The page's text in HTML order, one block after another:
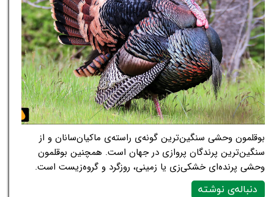
بوقلمون وحشی سنگین‌ترین گونه‌ی راسته‌ی ماکیان‌سانان و از
سنگین‌ترین پرندگان پروازی در جهان است. همچنین بوقلمون
وحشی پرنده‌ای خشکی‌زی یا زمینی، روزگرد و گروه‌زیست است.
دنباله‌ی نوشته